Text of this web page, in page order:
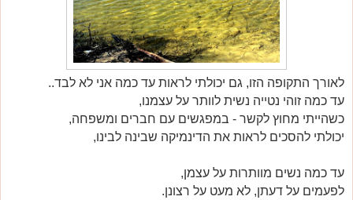
לאורך התקופה הזו, גם יכולתי לראות עד כמה אני לא לבד..
עד כמה זוהי נטייה נשית לוותר על עצמנו,
כשהייתי מחוץ לקשר - במפגשים עם חברים ומשפחה,
יכולתי להסכים לראות את הדינמיקה שבינה לבינו,
עד כמה נשים מוותרות על עצמן,
לפעמים על דעתן, לא מעט על רצונן.